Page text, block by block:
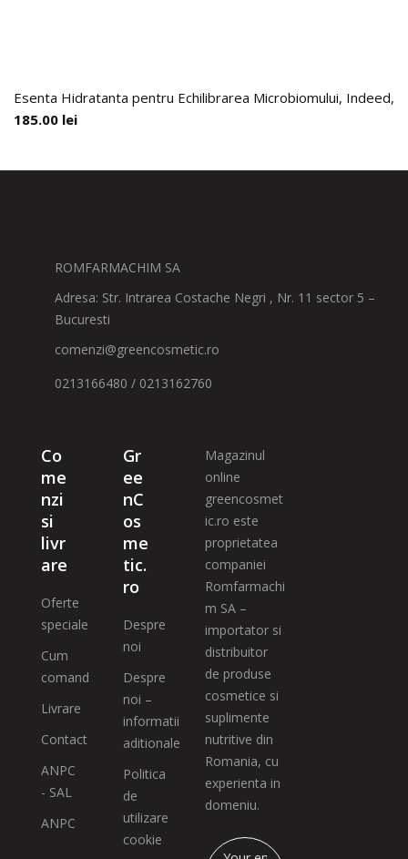
Esenta Hidratanta pentru Echilibrarea Microbiomului, Indeed,
185.00 lei
ROMFARMACHIM SA
Adresa: Str. Intrarea Costache Negri , Nr. 11 sector 5 –
Bucuresti
comenzi@greencosmetic.ro
0213166480 / 0213162760
Co
me
nzi
si
livr
are
Oferte
speciale
Cum
comand
Livrare
Contact
ANPC
- SAL
ANPC
Gr
ee
nC
os
me
tic.
ro
Despre
noi
Despre
noi –
informatii
aditionale
Politica
de
utilizare
cookie
Magazinul
online
greencosmet
ic.ro este
proprietatea
companiei
Romfarmachi
m SA –
importator si
distribuitor
de produse
cosmetice si
suplimente
nutritive din
Romania, cu
experienta in
domeniu.